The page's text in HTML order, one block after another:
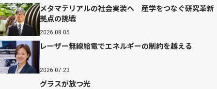
メタマテリアルの社会実装へ 産学をつなぐ研究革新
拠点の挑戦
2026.08.05
レーザー無線給電でエネルギーの制約を越える
2026.07.23
グラスが放つ光